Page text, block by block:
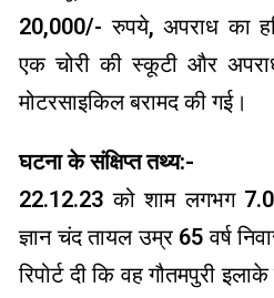
20,000/- रुपये, अपराध का
एक चोरी की स्कूटी और
मोटरसाइकिल बरामद की गई।
घटना के संक्षिप्त तथ्य:-
22.12.23 को शाम लगभग
ज्ञान चंद तायल उम्र 65 वर्ष
रिपोर्ट दी कि वह गौतमपुरी